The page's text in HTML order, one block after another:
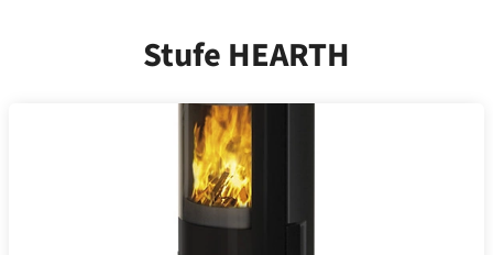
Stufe HEARTH